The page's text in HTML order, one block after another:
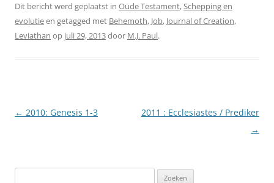
Dit bericht werd geplaatst in Oude Testament,Schepping en
evolutieen getagged met Behemoth, Job, Journal of Creation,
Leviathan op juli 29, 2013door M.J. Paul.
Berichtnavigatie
← 2010: Genesis 1-3
2011 : Ecclesiastes / Prediker
→